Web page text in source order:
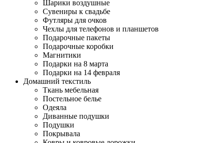
Шарики воздушные
Сувениры к свадьбе
Футляры для очков
Чехлы для телефонов и планшетов
Подарочные пакеты
Подарочные коробки
Магнитики
Подарки на 8 марта
Подарки на 14 февраля
Домашний текстиль
Ткань мебельная
Постельное белье
Одеяла
Диванные подушки
Подушки
Покрывала